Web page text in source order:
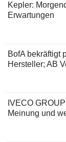
Kepler:
Erwartungen
BofA bekräftigt
Hersteller; AB
IVECO
Meinung und